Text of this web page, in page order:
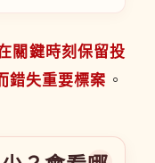
關鍵時刻保留投
錯失重要標案 。